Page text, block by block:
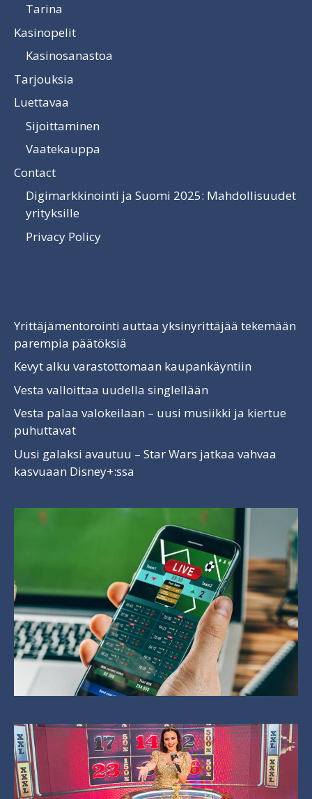
Tarina
Kasinopelit
Kasinosanastoa
Tarjouksia
Luettavaa
Sijoittaminen
Vaatekauppa
Contact
Digimarkkinointi ja Suomi 2025: Mahdollisuudet
yrityksille
Privacy Policy
Yrittäjämentorointi auttaa yksinyrittäjää tekemään
parempia päätöksiä
Kevyt alku varastottomaan kaupankäyntiin
Vesta valloittaa uudella singlellään
Vesta palaa valokeilaan – uusi musiikki ja kiertue
puhuttavat
Uusi galaksi avautuu – Star Wars jatkaa vahvaa
kasvuaan Disney+:ssa